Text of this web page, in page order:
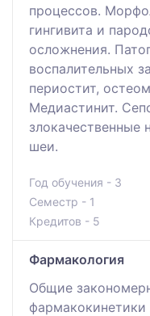
процессов.
гингивита и
осложнения.
воспалительных
периостит,
Медиастинит.
злокачественные
шеи.
Год обучения - 3
Семестр - 1
Кредитов - 5
Фармакология
Общие
фармакокинетики